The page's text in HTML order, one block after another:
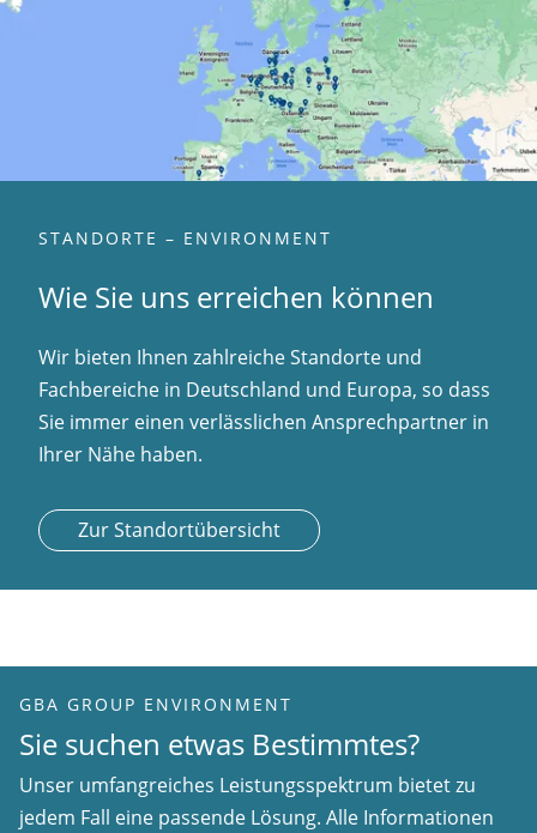
STANDORTE – ENVIRONMENT
Wie Sie uns erreichen können
Wir bieten Ihnen zahlreiche Standorte und
Fachbereiche in Deutschland und Europa, so dass
Sie immer einen verlässlichen Ansprechpartner in
Ihrer Nähe haben.
Zur Standortübersicht
GBA GROUP ENVIRONMENT
Sie suchen etwas Bestimmtes?
Unser umfangreiches Leistungsspektrum bietet zu
jedem Fall eine passende Lösung. Alle Informationen